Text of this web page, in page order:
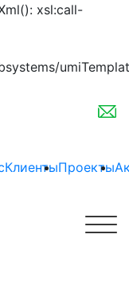
xsl:call-
КлиентыПроекты